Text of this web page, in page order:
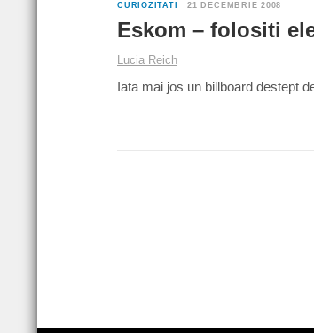
CURIOZITATI 21 DECEMBRIE 2008
Eskom – folositi
Lucia Reich
Iata mai jos un billboard destept